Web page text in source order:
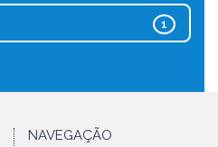
1
NAVEGAÇÃO